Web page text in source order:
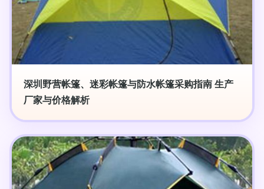
深圳野营帐篷、迷彩帐篷与防水帐篷采购指南 生产
厂家与价格解析